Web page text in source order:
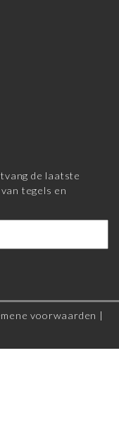
de laatste
tegels en
voorwaarden |